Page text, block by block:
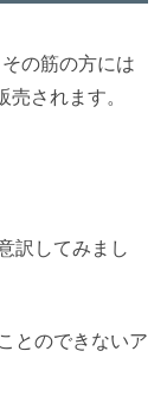
の筋の方には
されます。
訳してみまし
とのできないア